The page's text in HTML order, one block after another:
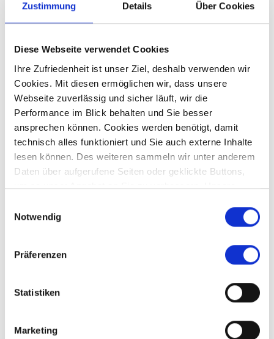
Zustimmung Details Über Cookies
Diese Webseite verwendet Cookies
Ihre Zufriedenheit ist unser Ziel, deshalb verwenden wir
Cookies. Mit diesen ermöglichen wir, dass unsere
Webseite zuverlässig und sicher läuft, wir die
Performance im Blick behalten und Sie besser
ansprechen können. Cookies werden benötigt, damit
technisch alles funktioniert und Sie auch externe Inhalte
lesen können. Des weiteren sammeln wir unter anderem
Daten über aufgerufene Seiten oder geklickte Buttons,
um so unser Angebot an Sie zu verbessern. Unsere
weiteren Daten zusammen, die Sie ihnen bereitgestellt
haben oder die sie im Rahmen Ihrer Nutzung der Dienste
Notwendig
Präferenzen
Statistiken
Marketing
Objekte:1
Preis auf Anfrage
Obergriesbach
*** Verkauft*** Großzügige Wohlfühloase für die
ganze Familie
187 m²
Affing Aichach-Sulzbach
Bendinat